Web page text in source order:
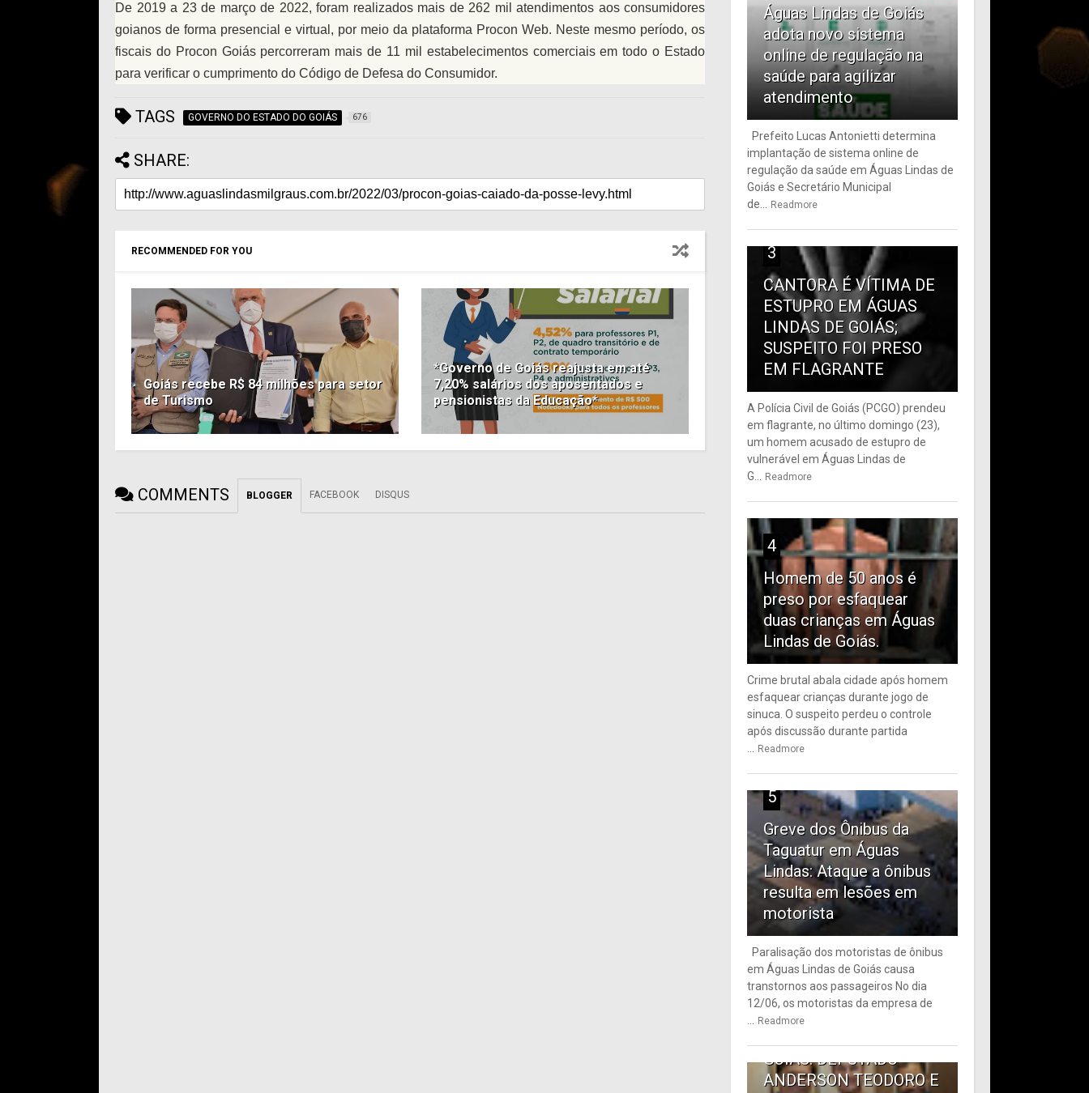
De 2019 a 23 de março de 2022, foram realizados mais de 262 mil atendimentos aos consumidores
goianos de forma presencial e virtual, por meio da plataforma Procon Web. Neste mesmo período, os
fiscais do Procon Goiás percorreram mais de 11 mil estabelecimentos comerciais em todo o Estado
para verificar o cumprimento do Código de Defesa do Consumidor.
TAGS GOVERNO DO ESTADO DO GOIÁS 676
SHARE:
RECOMMENDED FOR YOU
Goiás recebe R$ 84 milhões para setor
de Turismo
*Governo de Goiás reajusta em até
7,20% salários dos aposentados e
pensionistas da Educação*
COMMENTS BLOGGER FACEBOOK DISQUS
Águas Lindas de Goiás
adota novo sistema
online de regulação na
saúde para agilizar
atendimento
Prefeito Lucas Antonietti determina
implantação de sistema online de
regulação da saúde em Águas Lindas de
Goiás e Secretário Municipal
de...
Readmore
3
CANTORA É VÍTIMA DE
ESTUPRO EM ÁGUAS
LINDAS DE GOIÁS;
SUSPEITO FOI PRESO
EM FLAGRANTE
A Polícia Civil de Goiás (PCGO) prendeu
em flagrante, no último domingo (23),
um homem acusado de estupro de
vulnerável em Águas Lindas de
G...
Readmore
4
Homem de 50 anos é
preso por esfaquear
duas crianças em Águas
Lindas de Goiás.
Crime brutal abala cidade após homem
esfaquear crianças durante jogo de
sinuca. O suspeito perdeu o controle
após discussão durante partida
Readmore
5
Greve dos Ônibus da
Taguatur em Águas
Lindas: Ataque a ônibus
resulta em lesões em
motorista
Paralisação dos motoristas de ônibus
em Águas Lindas de Goiás causa
transtornos aos passageiros No dia
12/06, os motoristas da empresa de
Readmore
6
TRANSPORTE PÚBLICO
GOIÁS: DEPUTADO
ANDERSON TEODORO E